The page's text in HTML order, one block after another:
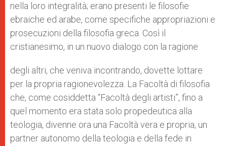
nella loro integralità; erano presenti le filosofie
ebraiche ed arabe, come specifiche appropriazioni e
prosecuzioni della filosofia greca. Così il
cristianesimo, in un nuovo dialogo con la ragione
degli altri, che veniva incontrando, dovette lottare
per la propria ragionevolezza. La Facoltà di filosofia
che, come cosiddetta “Facoltà degli artisti”, fino a
quel momento era stata solo propedeutica alla
teologia, divenne ora una Facoltà vera e propria, un
partner autonomo della teologia e della fede in